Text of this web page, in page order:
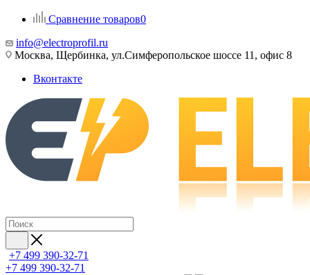
Сравнение товаров0
info@electroprofil.ru
Москва, Щербинка, ул.Симферопольское шоссе 11, офис 8
Вконтакте
+7 499 390-32-71
+7 499 390-32-71